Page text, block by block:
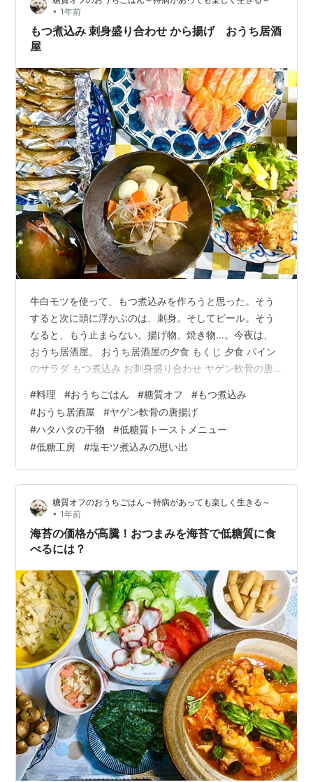
• 1年前
もつ煮込み 刺身盛り合わせ から揚げ おうち居酒
屋
牛白モツを使って、もつ煮込みを作ろうと思った。そう
すると次に頭に浮かぶのは、刺身。そしてビール。そう
なると、もう止まらない。揚げ物、焼き物…。今夜は、
おうち居酒屋。 おうち居酒屋の夕食 もくじ 夕食 パイン
のサラダ もつ煮込み お刺身盛り合わせ ヤゲン軟骨の唐
ト ひとこと 塩もつ煮込みの思い出 夕食 パインのサラダ
〇サニーレタス・パイナップル・生ハム・アーモンドス
ライス・フレンチドレッシング サニーレタスをちぎって
皿に盛り付け、細切りのパイナップルとちぎった生ハ
ム、アーモンドスライスをのせる。フレンチドレッシン
グをかけて。 パインのサラダ…
#料理 #おうちごはん #糖質オフ #もつ煮込み
#おうち居酒屋 #ヤゲン軟骨の唐揚げ
#ハタハタの干物 #低糖質トーストメニュー
#低糖工房 #塩モツ煮込みの思い出
糖質オフのおうちごはん～持病があっても楽しく生きる～
• 1年前
海苔の価格が高騰！おつまみを海苔で低糖質に食
べるには？